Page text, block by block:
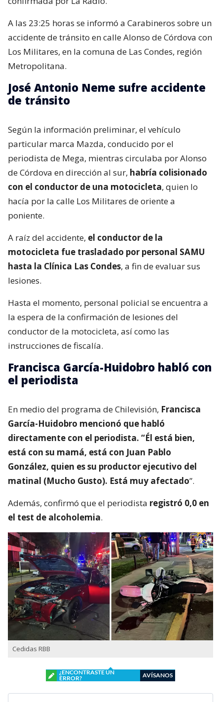
A las 23:25 horas se informó a Carabineros sobre un
accidente de tránsito en calle Alonso de Córdova con
Los Militares, en la comuna de Las Condes, región
Metropolitana.
José Antonio Neme sufre accidente
de tránsito
Según la información preliminar, el vehículo
particular marca Mazda, conducido por el
periodista de Mega, mientras circulaba por Alonso
de Córdova en dirección al sur, habría colisionado
con el conductor de una motocicleta, quien lo
hacía por la calle Los Militares de oriente a
poniente.
A raíz del accidente, el conductor de la
motocicleta fue trasladado por personal SAMU
hasta la Clínica Las Condes, a fin de evaluar sus
lesiones.
Hasta el momento, personal policial se encuentra a
la espera de la confirmación de lesiones del
conductor de la motocicleta, así como las
instrucciones de fiscalía.
Francisca García-Huidobro habló con
el periodista
En medio del programa de Chilevisión, Francisca
García-Huidobro mencionó que habló
directamente con el periodista. “Él está bien,
está con su mamá, está con Juan Pablo
González, quien es su productor ejecutivo del
matinal (Mucho Gusto). Está muy afectado”.
Además, confirmó que el periodista registró 0,0 en
el test de alcoholemia.
Cedidas RBB
¿ENCONTRASTE UN
ERROR?
AVÍSANOS